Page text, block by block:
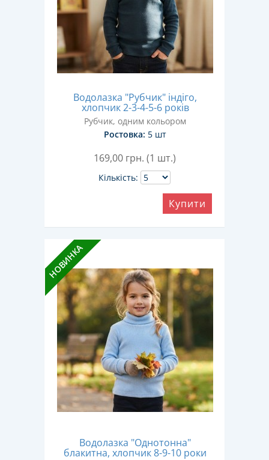
Водолазка "Рубчик" індіго,
хлопчик 2-3-4-5-6 років
Рубчик, одним кольором
Ростовка: 5 шт
169,00 грн. (1 шт.)
Кількість:
Купити
НОВИНКА
Водолазка "Однотонна"
блакитна, хлопчик 8-9-10 роки